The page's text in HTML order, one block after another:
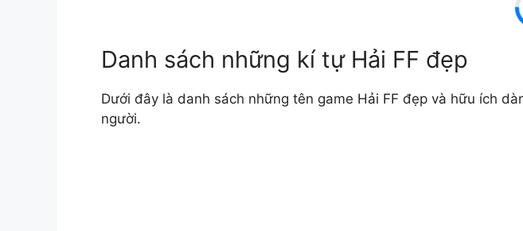
Danh sách những kí tự Hải FF đẹp
Dưới đây là danh sách những tên game Hải FF đẹp và hữu ích
người.